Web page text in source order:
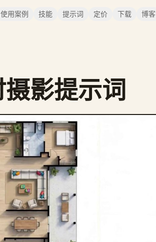
使用案例 技能 提示词 定价 下载 博客
影提示词